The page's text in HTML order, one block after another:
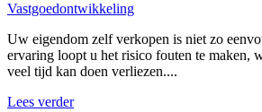
Vastgoedontwikkeling
Uw eigendom zelf verkopen is niet zo
ervaring loopt u het risico fouten te maken,
veel tijd kan doen verliezen....
Lees verder